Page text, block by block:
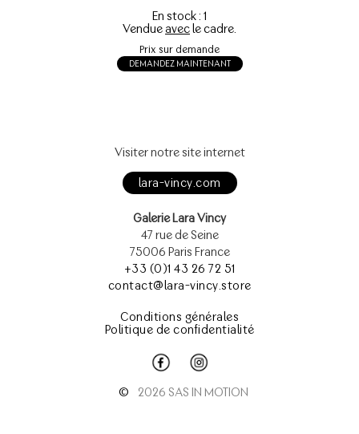
En stock : 1
Vendueavecle cadre.
Prix sur demande
DEMANDEZ MAINTENANT
Visiter notre site internet
lara-vincy.com
Galerie Lara Vincy
47 rue de Seine
75006 Paris France
+33 (0)1 43 26 72 51
contact@lara-vincy.store
Conditions générales
Politique de confidentialité
© 2026 SAS IN MOTION